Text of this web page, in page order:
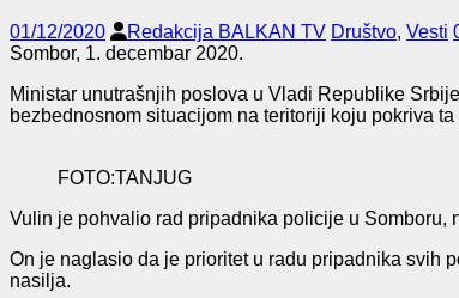
01/12/2020 Redakcija BALKAN TV Društvo, Vesti
Sombor, 1. decembar 2020.
Ministar unutrašnjih poslova u Vladi Republike Srbije
bezbednosnom situacijom na teritoriji koju pokriva ta
FOTO:TANJUG
Vulin je pohvalio rad pripadnika policije u Somboru,
On je naglasio da je prioritet u radu pripadnika svih
nasilja.